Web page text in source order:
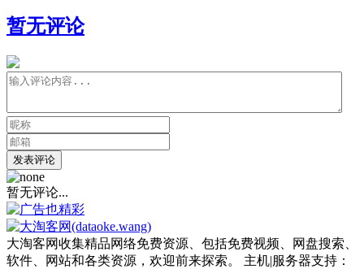
暂无评论
发表评论
暂无评论...
大淘客网收集精品网络免费资源、包括免费视频、网盘搜索、
软件、网站和各类资源，欢迎前来探索。 主机|服务器支持：